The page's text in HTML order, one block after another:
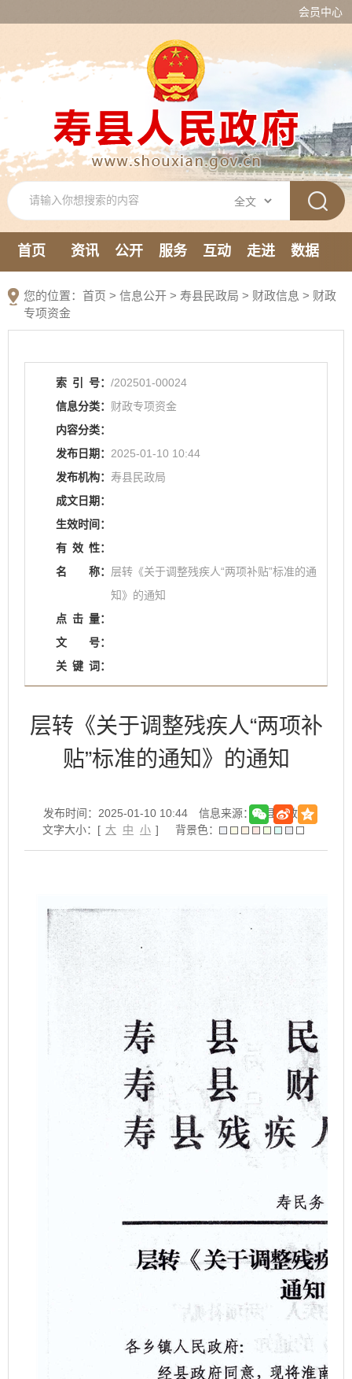
会员中心
首页 资讯 公开 服务 互动 走进
数据
您的位置： 首页 > 信息公开 > 寿县民政局 > 财政信息 > 财政
专项资金
索 引 号： /202501-00024
信息分类： 财政专项资金
内容分类：
发布日期： 2025-01-10 10:44
发布机构： 寿县民政局
成文日期：
生效时间：
有 效 性：
名
称： 层转《关于调整残疾人“两项补贴”标准的通
知》的通知
点 击 量：
文
号：
关 键 词：
层转《关于调整残疾人“两项补
贴”标准的通知》的通知
发布时间：2025-01-10 10:44
信息来源：寿县民政局
文字大小：[ 大 中 小 ] 背景色：